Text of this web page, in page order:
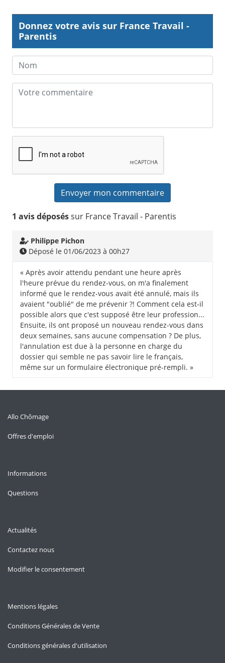
Donnez votre avis sur France Travail -
Parentis
1 avis déposéssur France Travail - Parentis
Philippe Pichon
Déposé le 01/06/2023 à 00h27
« Après avoir attendu pendant une heure après
l'heure prévue du rendez-vous, on m'a finalement
informé que le rendez-vous avait été annulé, mais ils
avaient "oublié" de me prévenir ?! Comment cela est-il
possible alors que c'est supposé être leur profession...
Ensuite, ils ont proposé un nouveau rendez-vous dans
deux semaines, sans aucune compensation ? De plus,
l'annulation est due à la personne en charge du
dossier qui semble ne pas savoir lire le français,
même sur un formulaire électronique pré-rempli. »
Allo Chômage
Offres d'emploi
Informations
Questions
Actualités
Contactez nous
Modifier le consentement
Mentions légales
Conditions Générales de Vente
Conditions générales d'utilisation